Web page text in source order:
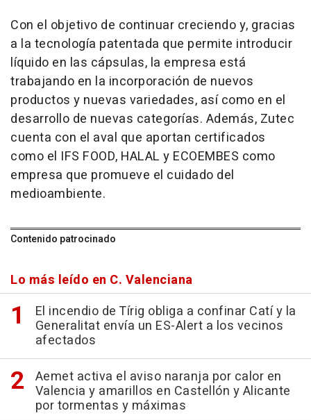
Con el objetivo de continuar creciendo y, gracias
a la tecnología patentada que permite introducir
líquido en las cápsulas, la empresa está
trabajando en la incorporación de nuevos
productos y nuevas variedades, así como en el
desarrollo de nuevas categorías. Además, Zutec
cuenta con el aval que aportan certificados
como el IFS FOOD, HALAL y ECOEMBES como
empresa que promueve el cuidado del
medioambiente.
Contenido patrocinado
Lo más leído en C. Valenciana
El incendio de Tírig obliga a confinar Catí y la
Generalitat envía un ES-Alert a los vecinos
afectados
Aemet activa el aviso naranja por calor en
Valencia y amarillos en Castellón y Alicante
por tormentas y máximas